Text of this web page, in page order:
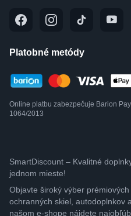
Platobné metódy
Online platbu zabezpečuje Barion
1064/2013
SmartDiscount – Kvalitné
jednom mieste!
Objavte široký výber
ochranných skiel, autodoplnkov
našom e-shope nájdete